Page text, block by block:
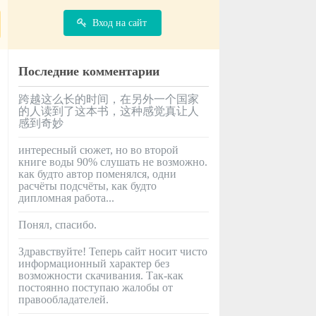
Вход на сайт
Последние комментарии
跨越这么长的时间，在另外一个国家
的人读到了这本书，这种感觉真让人
感到奇妙
интересный сюжет, но во второй
книге воды 90% слушать не возможно.
как будто автор поменялся, одни
расчёты подсчёты, как будто
дипломная работа...
Понял, спасибо.
Здравствуйте! Теперь сайт носит чисто
информационный характер без
возможности скачивания. Так-как
постоянно поступаю жалобы от
правообладателей.